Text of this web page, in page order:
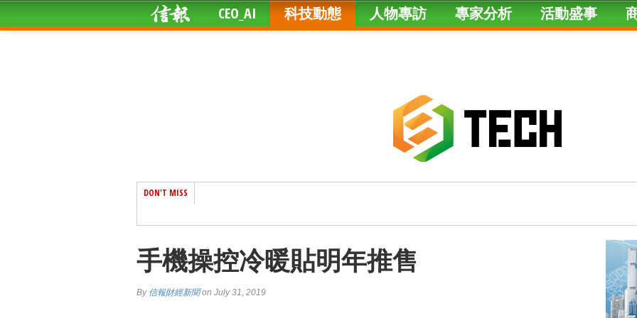
CEO_AI 科技動態 人物專訪 專家分析 活動盛事
DON'T MISS
手機操控冷暖貼明年推售
By 信報財經新聞on July 31, 2019